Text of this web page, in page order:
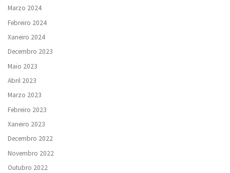
Marzo 2024
Febreiro 2024
Xaneiro 2024
Decembro 2023
Maio 2023
Abril 2023
Marzo 2023
Febreiro 2023
Xaneiro 2023
Decembro 2022
Novembro 2022
Outubro 2022